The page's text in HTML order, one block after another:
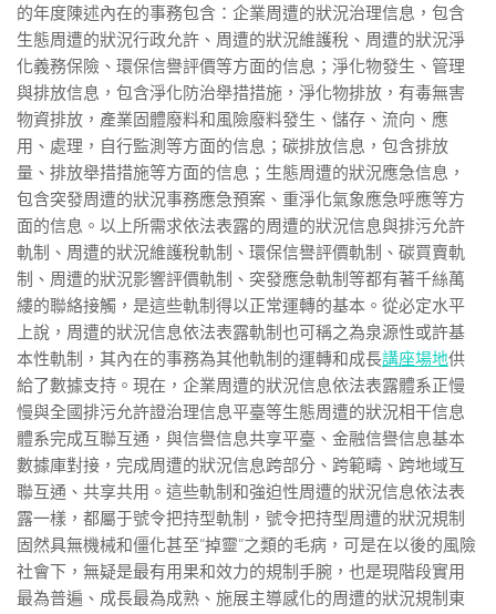
的年度陳述內在的事務包含：企業周遭的狀況治理信息，包含
生態周遭的狀況行政允許、周遭的狀況維護稅、周遭的狀況淨
化義務保險、環保信譽評價等方面的信息；淨化物發生、管理
與排放信息，包含淨化防治舉措措施，淨化物排放，有毒無害
物資排放，產業固體廢料和風險廢料發生、儲存、流向、應
用、處理，自行監測等方面的信息；碳排放信息，包含排放
量、排放舉措措施等方面的信息；生態周遭的狀況應急信息，
包含突發周遭的狀況事務應急預案、重淨化氣象應急呼應等方
面的信息。以上所需求依法表露的周遭的狀況信息與排污允許
軌制、周遭的狀況維護稅軌制、環保信譽評價軌制、碳買賣軌
制、周遭的狀況影響評價軌制、突發應急軌制等都有著千絲萬
縷的聯絡接觸，是這些軌制得以正常運轉的基本。從必定水平
上說，周遭的狀況信息依法表露軌制也可稱之為泉源性或許基
本性軌制，其內在的事務為其他軌制的運轉和成長講座場地供
給了數據支持。現在，企業周遭的狀況信息依法表露體系正慢
慢與全國排污允許證治理信息平臺等生態周遭的狀況相干信息
體系完成互聯互通，與信譽信息共享平臺、金融信譽信息基本
數據庫對接，完成周遭的狀況信息跨部分、跨範疇、跨地域互
聯互通、共享共用。這些軌制和強迫性周遭的狀況信息依法表
露一樣，都屬于號令把持型軌制，號令把持型周遭的狀況規制
固然具無機械和僵化甚至“掉靈”之類的毛病，可是在以後的風險
社會下，無疑是最有用果和效力的規制手腕，也是現階段實用
最為普遍、成長最為成熟、施展主導感化的周遭的狀況規制東